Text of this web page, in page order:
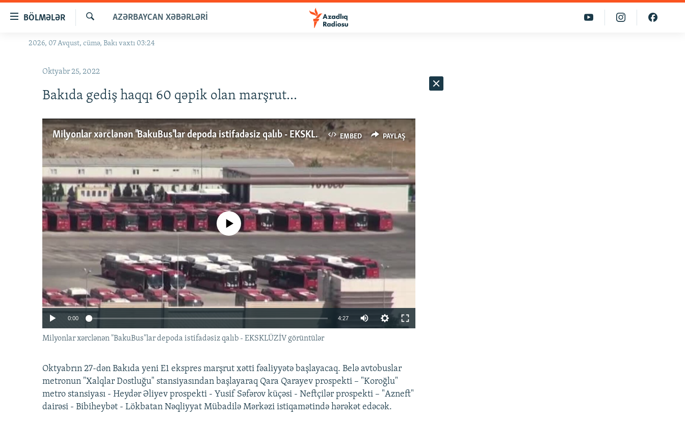
naviqasiyaya
BÖLMƏLƏR
GÜNDƏM
#ƏSLINDƏ
FƏRQƏ BAX
QANUNI DOĞRU
ARAŞDIRMA
MULTIMEDIA
FOTOQALEREYA
İNFOQRAFIKA
KARIKATURA
RADIO ARXIV
OXU ZALI
AZƏRBAYCAN ƏDƏBIYYATI KITABXANASI
İSLAM VƏ DEMOKRATIYA
İZ - MƏDƏNIYYƏT PROQRAMI
HAQQIMIZDA
MISSIYAMIZ
PEŞƏ ETIKASI VƏ JURNALISTIKA
STANDARTLARIMIZ
MATERIALLARIMIZDAN ISTIFADƏ
AZADLIQRADIOSU MOBIL TELEFONUNUZDA
BIZIMLƏ ƏLAQƏ
Axtar
AZƏRBAYCAN XƏBƏRLƏRI
2026, 07 Avqust, cümə, Bakı vaxtı 03:24
Oktyabr 25, 2022
Bakıda gediş haqqı 60 qəpik olan marşrut…
EMBED PAYLAŞ
Milyonlar xərclənən "BakuBus"lar depoda istifadəsiz qalıb - EKSKLÜZİV görüntülər
No media source currently available
0:00 4:27
480p
1080p
Milyonlar xərclənən "BakuBus"lar depoda istifadəsiz qalıb - EKSKLÜZİV görüntülər
Oktyabrın 27-dən Bakıda yeni E1 ekspres marşrut xətti fəaliyyətə başlayacaq. Belə avtobuslar
metronun "Xalqlar Dostluğu" stansiyasından başlayaraq Qara Qarayev prospekti – "Koroğlu"
metro stansiyası - Heydər Əliyev prospekti - Yusif Səfərov küçəsi - Neftçilər prospekti – "Azneft"
dairəsi - Bibiheybət - Lökbatan Nəqliyyat Mübadilə Mərkəzi istiqamətində hərəkət edəcək.